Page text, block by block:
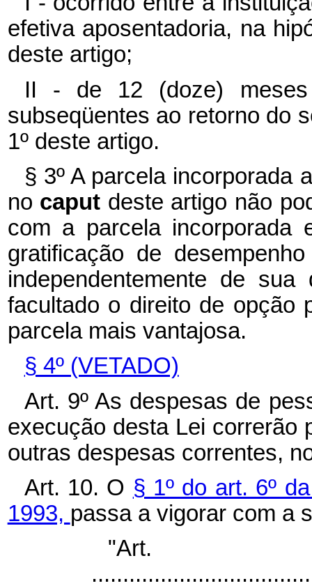
efetiva aposentadoria, na
deste artigo;
II - de 12 (doze) meses
subseqüentes ao retorno do
1º deste artigo.
§ 3º A parcela incorporada
no caput deste artigo não
com a parcela incorporada
gratificação de
independentemente de
facultado o direito de opção
parcela mais vantajosa.
§ 4º (VETADO)
Art. 9º As despesas de
execução desta Lei correrão
outras despesas correntes,
Art. 10. O § 1º do art. 6º
1993, passa a vigorar com a